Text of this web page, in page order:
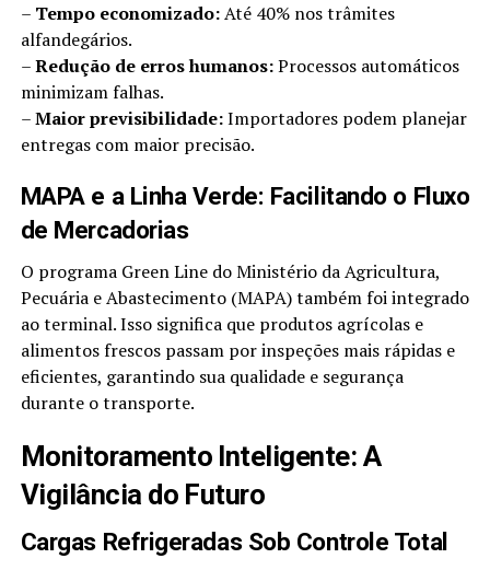
– Tempo economizado:Até 40% nos trâmites
alfandegários.
–Redução de erros humanos:Processos automáticos
minimizam falhas.
–Maior previsibilidade:Importadores podem planejar
entregas com maior precisão.
MAPA e a Linha Verde: Facilitando o Fluxo
de Mercadorias
O programa Green Line do Ministério da Agricultura,
Pecuária e Abastecimento (MAPA) também foi integrado
ao terminal. Isso significa que produtos agrícolas e
alimentos frescos passam por inspeções mais rápidas e
eficientes, garantindo sua qualidade e segurança
durante o transporte.
Monitoramento Inteligente: A
Vigilância do Futuro
Cargas Refrigeradas Sob Controle Total